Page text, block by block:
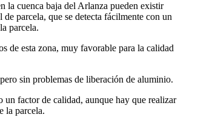
la cuenca baja del Arlanza pueden existir
parcela, que se detecta fácilmente con un
parcela.
de esta zona, muy favorable para la calidad
sin problemas de liberación de aluminio.
factor de calidad, aunque hay que realizar
la parcela.